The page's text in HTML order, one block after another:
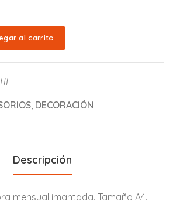
al carrito
DECORACIÓN
Descripción
mensual imantada. Tamaño A4.